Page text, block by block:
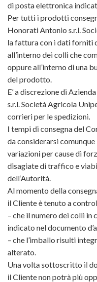
di posta elettronica
Per tutti i prodotti
Honorati Antonio s.r.l.
la fattura con i dati forniti
all’interno dei colli che
oppure all’interno di una
del prodotto.
E’ a discrezione di
s.r.l. Società Agricola
corrieri per le spedizioni.
I tempi di consegna del
da considerarsi
variazioni per cause di
disagiate di traffico e
dell’Autorità.
Al momento della
il Cliente è tenuto a
– che il numero dei colli in
indicato nel documento
– che l’imballo risulti
alterato.
Una volta sottoscritto il
il Cliente non potrà più